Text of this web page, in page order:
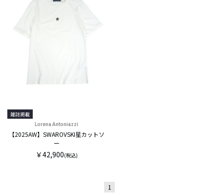
雑誌掲載
Lorena Antoniazzi
【2025AW】SWAROVSKI星カットソ
ー
￥42,900(税込)
1